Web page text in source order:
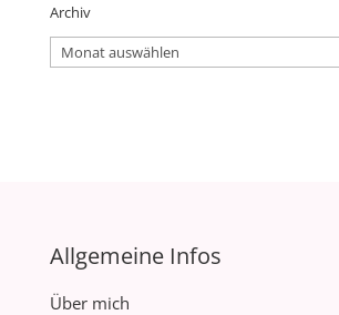
Archiv
Archiv
Allgemeine Infos
Über mich